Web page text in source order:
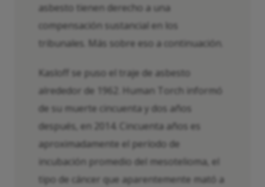
asbesto tienen derecho a una
compensación sustancial en los
tribunales. Más sobre eso a continuación.
Kasloff se puso el traje de asbesto
alrededor de 1962. Human Torch informó
de su muerte cincuenta y dos años
después, en 2014. Cincuenta años es
aproximadamente el período de
incubación promedio del mesotelioma, el
tipo de cáncer que aparentemente mató a